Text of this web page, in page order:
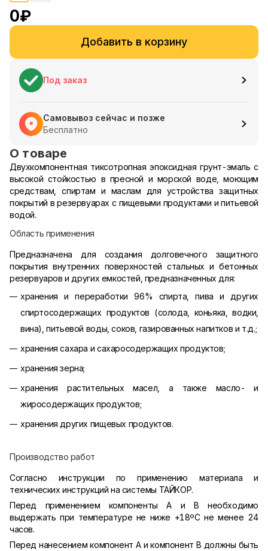
0₽
Добавить в корзину
Под заказ
Самовывоз сейчас и позже
Бесплатно
О товаре
Двухкомпонентная тиксотропная эпоксидная грунт-эмаль с
высокой стойкостью в пресной и морской воде, моющим
средствам, спиртам и маслам для устройства защитных
покрытий в резервуарах с пищевыми продуктами и питьевой
водой.
Область применения
Предназначена для создания долговечного защитного
покрытия внутренних поверхностей стальных и бетонных
резервуаров и других емкостей, предназначенных для:
хранения и переработки 96% спирта, пива и других
спиртосодержащих продуктов (солода, коньяка, водки,
вина), питьевой воды, соков, газированных напитков и т.д.;
хранения сахара и сахаросодержащих продуктов;
хранения зерна;
хранения растительных масел, а также масло- и
жиросодержащих продуктов;
хранения других пищевых продуктов.
Производство работ
Согласно инструкции по применению материала и
технических инструкций на системы ТАЙКОР.
Перед применением компоненты А и В необходимо
выдержать при температуре не ниже +18ºС не менее 24
часов.
Перед нанесением компонент А и компонент В должны быть